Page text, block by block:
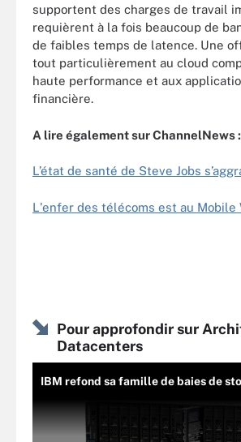
supportent des charges de travail
requièrent à la fois beaucoup de
de faibles temps de latence. Une
tout particulièrement au cloud
haute performance et aux
financière.
A lire également sur ChannelNews :
L’état de santé de Steve Jobs
L'enfer des télécoms est au Mobile
Pour approfondir sur
Datacenters
IBM refond sa famille de baies de